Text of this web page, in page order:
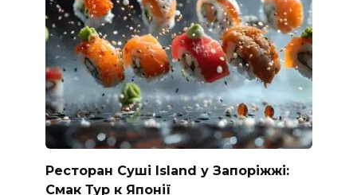
Ресторан Суші Island у Запоріжжі:
Смак Тур к Японії